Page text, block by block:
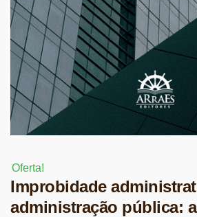
Oferta!
Improbidade
administração pública: